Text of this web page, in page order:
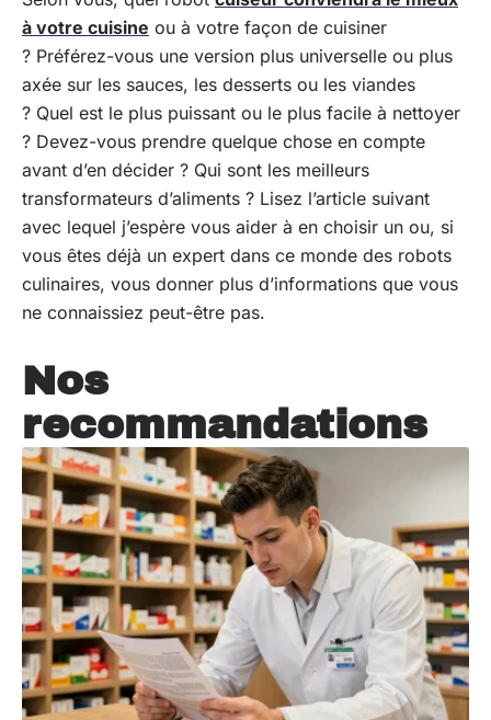
à votre cuisine ou à votre façon de cuisiner
? Préférez-vous une version plus universelle ou plus
axée sur les sauces, les desserts ou les viandes
? Quel est le plus puissant ou le plus facile à nettoyer
? Devez-vous prendre quelque chose en compte
avant d’en décider ? Qui sont les meilleurs
transformateurs d’aliments ? Lisez l’article suivant
avec lequel j’espère vous aider à en choisir un ou, si
vous êtes déjà un expert dans ce monde des robots
culinaires, vous donner plus d’informations que vous
ne connaissiez peut-être pas.
Nos
recommandations